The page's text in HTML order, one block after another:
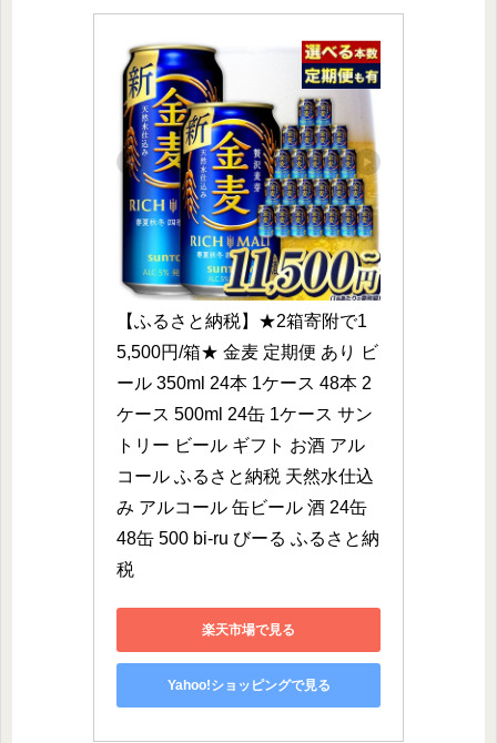
【ふるさと納税】★2箱寄附で1
5,500円/箱★ 金麦 定期便 あり ビ
ール 350ml 24本 1ケース 48本 2
ケース 500ml 24缶 1ケース サン
トリー ビール ギフト お酒 アル
コール ふるさと納税 天然水仕込
み アルコール 缶ビール 酒 24缶
48缶 500 bi-ru びーる ふるさと納
税
楽天市場で見る
Yahoo!ショッピングで見る